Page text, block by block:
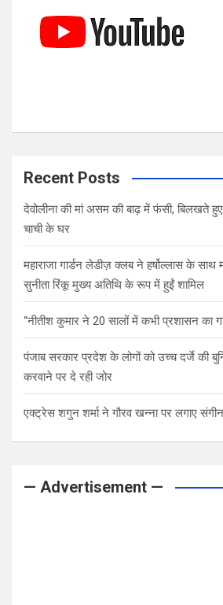
Recent Posts
देवोलीना की मां असम की बाढ़ में फंसी, बिलखते
चाची के घर
महाराजा गार्डन लेडीज़ क्लब ने हर्षोल्लास के साथ
सुनीता रिंकू मुख्य अतिथि के रूप में हुईं शामिल
“नीतीश कुमार ने 20 सालों में कभी प्रशासन का
पंजाब सरकार प्रदेश के लोगों को उच्च दर्जे की
करवाने पर दे रही जोर
एक्ट्रेस शगुन शर्मा ने गौरव खन्ना पर लगाए
— Advertisement —